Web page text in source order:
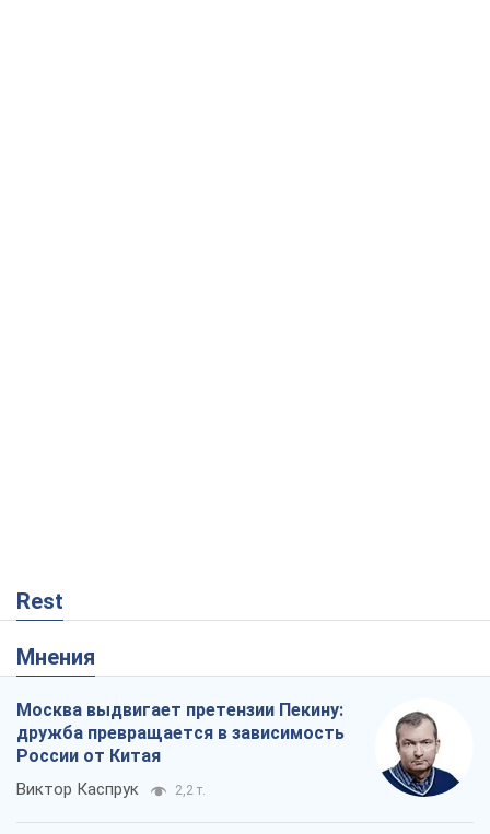
Rest
Мнения
Москва выдвигает претензии Пекину:
дружба превращается в зависимость
России от Китая
Виктор Каспрук 2,2 т.